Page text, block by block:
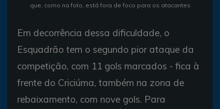
que, como na foto, está fora de foco para os atacantes
Em decorrência dessa dificuldade, o
Esquadrão tem o segundo pior ataque da
competição, com 11 gols marcados - fica à
frente do Criciúma, também na zona de
rebaixamento, com nove gols. Para